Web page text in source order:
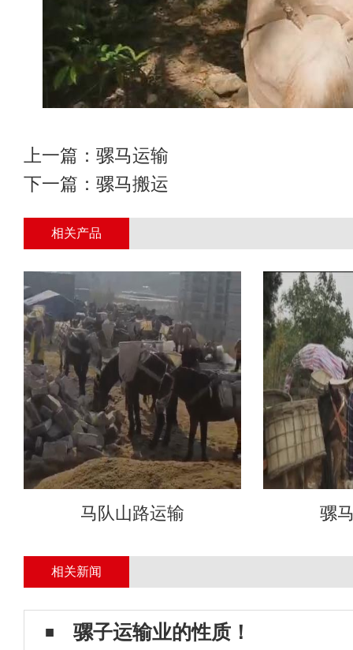
上一篇： 骡马运输
下一篇： 骡马搬运
相关产品
马队山路运输 骡
相关新闻
骡子运输业的性质！